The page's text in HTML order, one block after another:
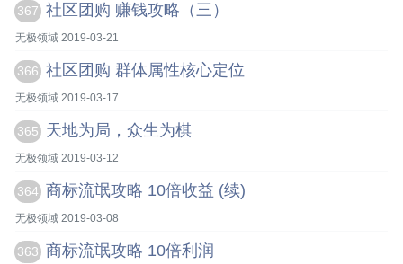
367 社区团购 赚钱攻略（三）
无极领域 2019-03-21
366 社区团购 群体属性核心定位
无极领域 2019-03-17
365 天地为局，众生为棋
无极领域 2019-03-12
364 商标流氓攻略 10倍收益 (续)
无极领域 2019-03-08
363 商标流氓攻略 10倍利润